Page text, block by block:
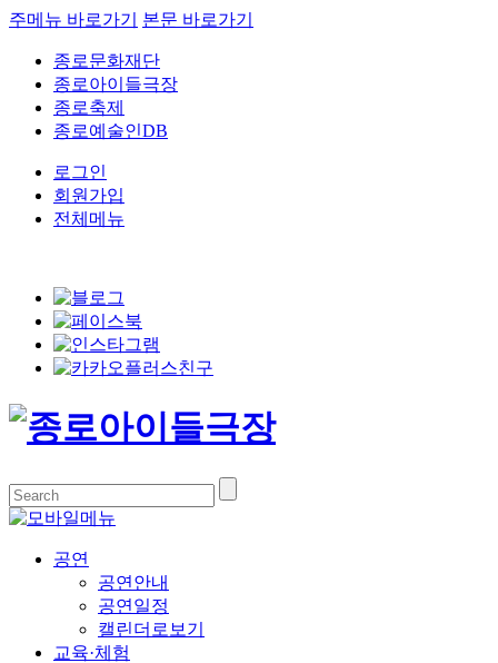
주메뉴 바로가기 본문 바로가기
종로문화재단
종로아이들극장
종로축제
종로예술인DB
로그인
회원가입
전체메뉴
공연
공연안내
공연일정
캘린더로보기
교육·체험